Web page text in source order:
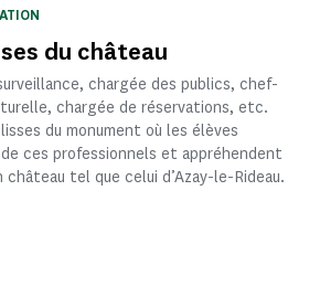
du château
chargée des publics, chef-
chargée de réservations, etc.
du monument où les élèves
ces professionnels et appréhendent
tel que celui d’Azay-le-Rideau.